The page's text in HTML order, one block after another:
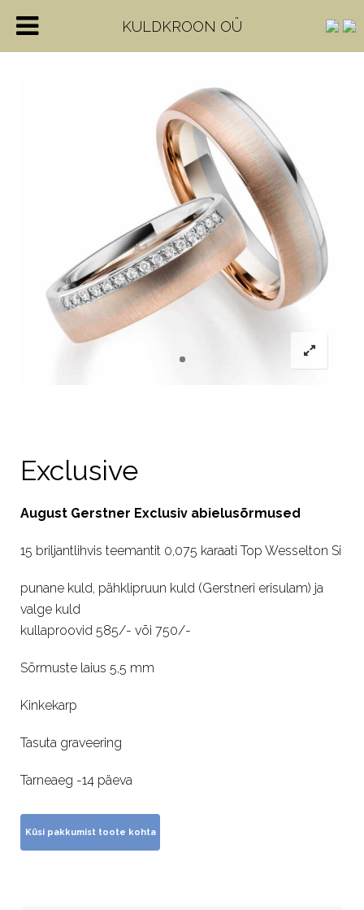
Exclusive
August Gerstner Exclusiv abielusõrmused
15 briljantlihvis teemantit 0,075 karaati Top Wesselton Si
punane kuld, pähklipruun kuld (Gerstneri erisulam) ja
valge kuld
kullaproovid 585/- või 750/-
Sõrmuste laius 5,5 mm
Kinkekarp
Tasuta graveering
Tarneaeg -14 päeva
KULDKROON OÜ